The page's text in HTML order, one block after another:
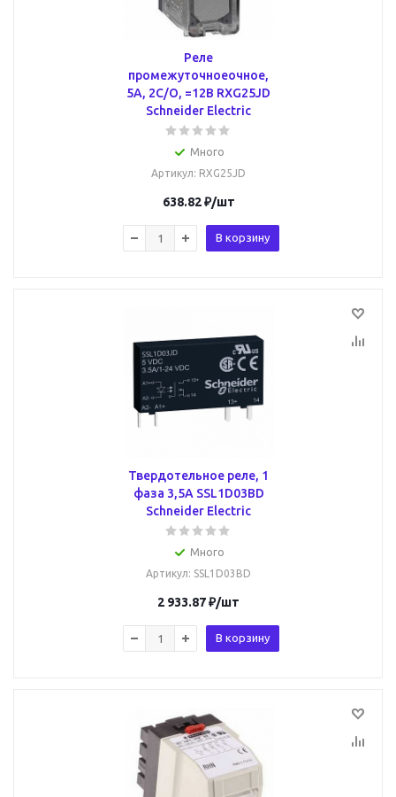
Реле
промежуточноеочное,
5А, 2С/О, =12В RXG25JD
Schneider Electric
Много
Артикул: RXG25JD
638.82₽/шт
В корзину
Твердотельное реле, 1
фаза 3,5А SSL1D03BD
Schneider Electric
Много
Артикул: SSL1D03BD
2 933.87₽/шт
В корзину